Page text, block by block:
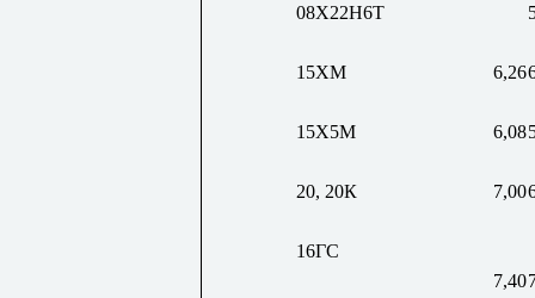
08Х22Н6Т
15ХМ 6,26
15Х5М 6,08
20, 20К 7,00
16ГС
7,40